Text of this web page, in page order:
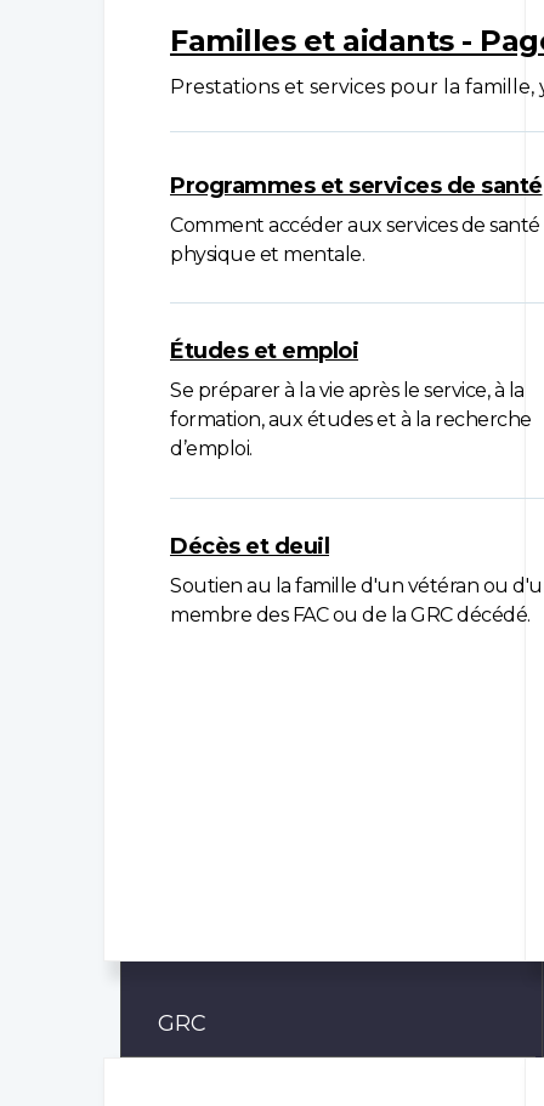
Familles et aidants -
Prestations et services pour la
Programmes et services de santé
Comment accéder aux services de santé
physique et mentale.
Études et emploi
Se préparer à la vie après le service, à la
formation, aux études et à la recherche
d’emploi.
Décès et deuil
Soutien au la famille d'un vétéran ou
membre des FAC ou de la GRC décédé.
GRC